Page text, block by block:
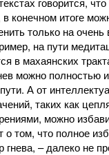
в конечном итоге
только на
на пути
в махаянских
можно полностью
А от
таких как
можно
о том, что полное
– далеко не